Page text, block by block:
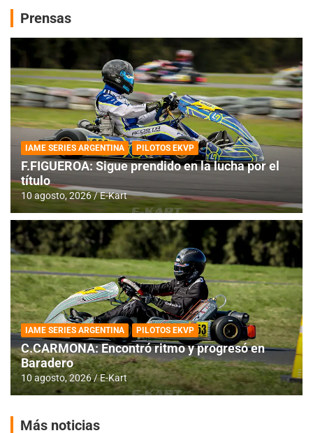
Prensas
IAME SERIES ARGENTINA PILOTOS EKVP
F.FIGUEROA: Sigue prendido en la lucha por el
título
10 agosto, 2026 E-Kart
IAME SERIES ARGENTINA PILOTOS EKVP
C.CARMONA: Encontró ritmo y progresó en
Baradero
10 agosto, 2026 E-Kart
Más noticias